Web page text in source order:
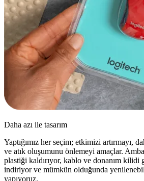
Daha azı ile tasarım
Yaptığımız her seçim; etkimizi artırmayı,
ve atık oluşumunu önlemeyi amaçlar.
plastiği kaldırıyor, kablo ve donanım kilidi
indiriyor ve mümkün olduğunda
yapıyoruz.